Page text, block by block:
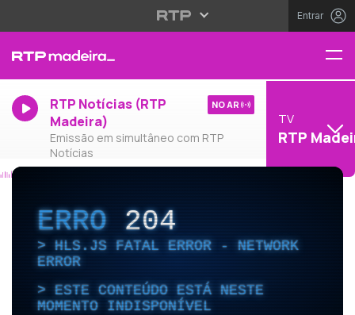
Entrar
RTP Notícias (RTP
Madeira)
Emissão em simultâneo com RTP
Notícias
NO AR
TV
RTP
ERRO204
HLS.JS FATAL ERROR - NETWORK
ERROR
ESTE CONTEÚDO ESTÁ NESTE
MOMENTO INDISPONÍVEL